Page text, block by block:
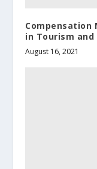
Compensation
in Tourism
August 16, 2021